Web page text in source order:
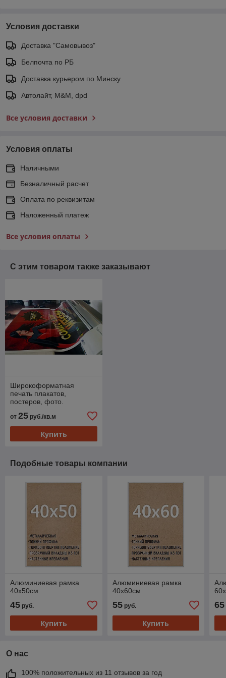
Условия доставки
Доставка "Самовывоз"
Белпочта по РБ
Доставка курьером по Минску
Автолайт, M&M, dpd
Все условия доставки
Условия оплаты
Наличными
Безналичный расчет
Оплата по реквизитам
Наложенный платеж
Все условия оплаты
С этим товаром также заказывают
Широкоформатная
печать плакатов,
постеров, фото.
от 25 руб./кв.м
Купить
Подобные товары компании
Алюминиевая рамка
40x50см
45 руб.
Купить
Алюминиевая рамка
40x60см
55руб.
Купить
65
О нас
100% положительных из 11 отзывов за год